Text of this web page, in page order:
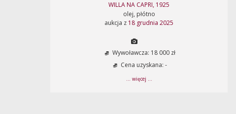
WILLA NA CAPRI, 1925
olej, płótno
aukcja z 18 grudnia 2025
Wywoławcza: 18 000 zł
Cena uzyskana: -
... więcej ...